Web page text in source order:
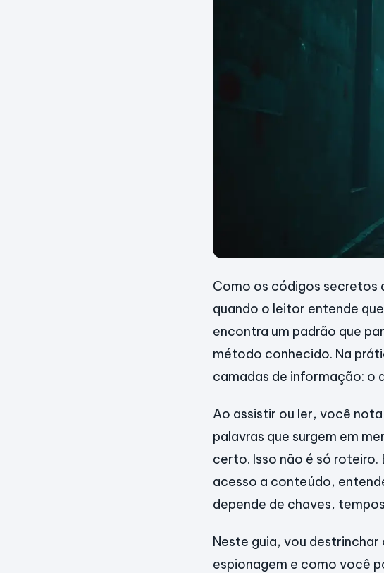
Como os códigos secretos
quando o leitor entende
encontra um padrão que
método conhecido. Na
camadas de informação: o
Ao assistir ou ler, você
palavras que surgem em
certo. Isso não é só roteiro.
acesso a conteúdo,
depende de chaves,
Neste guia, vou
espionagem e como você